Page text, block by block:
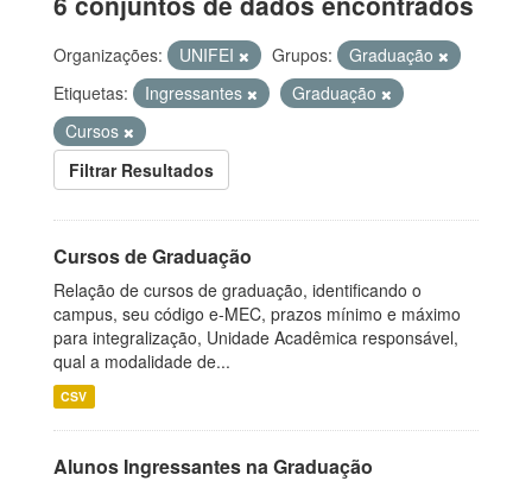
Organizações: UNIFEI Grupos:
Graduação
Etiquetas:
Ingressantes
Graduação
Cursos
Filtrar Resultados
Cursos de Graduação
Relação de cursos de graduação, identificando o
campus, seu código e-MEC, prazos mínimo e máximo
para integralização, Unidade Acadêmica responsável,
qual a modalidade de...
CSV
Alunos Ingressantes na Graduação